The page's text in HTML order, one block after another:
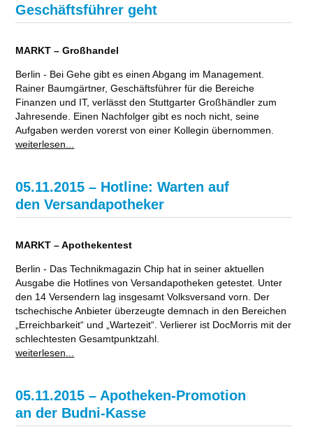
Geschäftsführer geht
MARKT – Großhandel
Berlin - Bei Gehe gibt es einen Abgang im Management.
Rainer Baumgärtner, Geschäftsführer für die Bereiche
Finanzen und IT, verlässt den Stuttgarter Großhändler zum
Jahresende. Einen Nachfolger gibt es noch nicht, seine
Aufgaben werden vorerst von einer Kollegin übernommen.
weiterlesen...
05.11.2015 – Hotline: Warten auf
den Versandapotheker
MARKT – Apothekentest
Berlin - Das Technikmagazin Chip hat in seiner aktuellen
Ausgabe die Hotlines von Versandapotheken getestet. Unter
den 14 Versendern lag insgesamt Volksversand vorn. Der
tschechische Anbieter überzeugte demnach in den Bereichen
„Erreichbarkeit“ und „Wartezeit“. Verlierer ist DocMorris mit der
schlechtesten Gesamtpunktzahl.
weiterlesen...
05.11.2015 – Apotheken-Promotion
an der Budni-Kasse